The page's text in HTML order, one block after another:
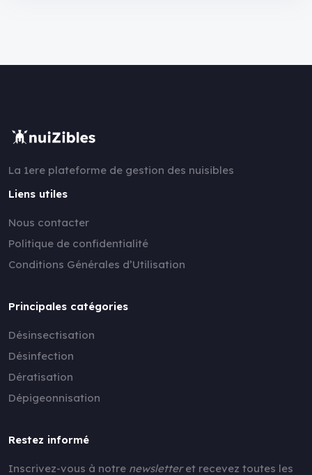
La 1ere plateforme de gestion des nuisibles
Liens utiles
Nous contacter
Politique de confidentialité
Conditions Générales d’Utilisation
Principales catégories
Désinsectisation
Désinfection
Dératisation
Dépigeonnisation
Restez informé
Inscrivez-vous à notre newsletteret recevez toutes les